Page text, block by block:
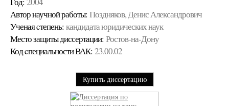
Автор научной работы: Поздняков, Денис Александрович
Ученая cтепень: кандидата юридических наук
Место защиты диссертации: Ростов-на-Дону
Код cпециальности ВАК: 23.00.02
Купить диссертацию